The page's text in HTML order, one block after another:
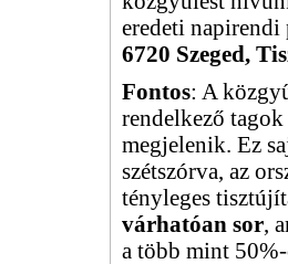
eredeti
6720 Szeged,
Fontos: A
rendelkező
megjelenik. Ez
szétszórva, az
tényleges
várhatóan sor,
a több mint